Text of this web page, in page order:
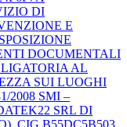
DI
E
DOCUMENTALI
AL
SUI LUOGHI
2008 SMI –
SRL DI
CIG B55DC5B503